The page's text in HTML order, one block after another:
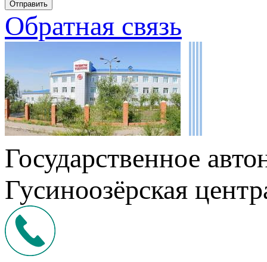
Обратная связь
Государственное
Гусиноозёрская